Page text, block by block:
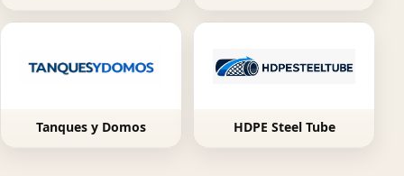
Tanques y Domos HDPE Steel Tube